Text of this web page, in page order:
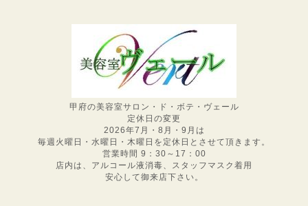
甲府の美容室サロン・ド・ボテ・ヴェール
定休日の変更
2026年7月・8月・9月は
毎週火曜日・水曜日・木曜日を定休日とさせて頂きます。
営業時間 9：30～17：00
店内は、アルコール液消毒、スタッフマスク着用
安心して御来店下さい。